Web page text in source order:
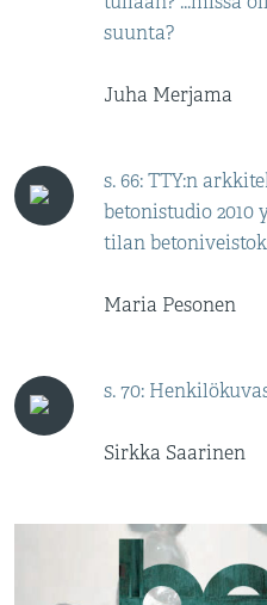
suunta?
Juha Merjama
s. 66: TTY:n
betonistudio 2010
tilan
Maria Pesonen
s. 70:
Sirkka Saarinen